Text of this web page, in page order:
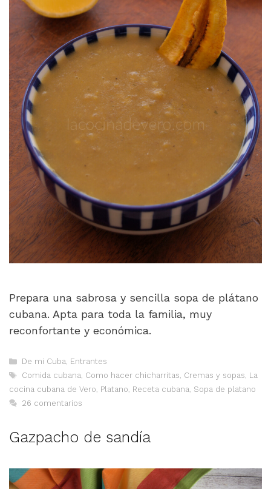
Prepara una sabrosa y sencilla sopa de plátano
cubana. Apta para toda la familia, muy
reconfortante y económica.
Categorías
De mi Cuba, Entrantes
Etiquetas
Comida cubana, Como hacer chicharritas, Cremas y sopas, La
cocina cubana de Vero, Platano, Receta cubana, Sopa de platano
26 comentarios
Gazpacho de sandía